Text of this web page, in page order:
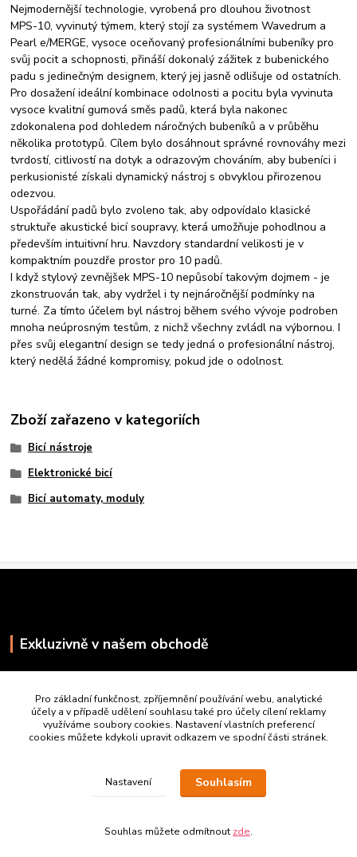
Nejmodernější technologie, vyrobená pro dlouhou životnost
MPS-10, vyvinutý týmem, který stojí za systémem Wavedrum a
Pearl e/MERGE, vysoce oceňovaný profesionálními bubeníky pro
svůj pocit a schopnosti, přináší dokonalý zážitek z bubenického
padu s jedinečným designem, který jej jasně odlišuje od ostatních.
Pro dosažení ideální kombinace odolnosti a pocitu byla vyvinuta
vysoce kvalitní gumová směs padů, která byla nakonec
zdokonalena pod dohledem náročných bubeníků a v průběhu
několika prototypů. Cílem bylo dosáhnout správné rovnováhy mezi
tvrdostí, citlivostí na dotyk a odrazovým chováním, aby bubeníci i
perkusionisté získali dynamický nástroj s obvyklou přirozenou
odezvou.
Uspořádání padů bylo zvoleno tak, aby odpovídalo klasické
struktuře akustické bicí soupravy, která umožňuje pohodlnou a
především intuitivní hru. Navzdory standardní velikosti je v
kompaktním pouzdře prostor pro 10 padů.
I když stylový zevnějšek MPS-10 nepůsobí takovým dojmem - je
zkonstruován tak, aby vydržel i ty nejnáročnější podmínky na
turné. Za tímto účelem byl nástroj během svého vývoje podroben
mnoha neúprosným testům, z nichž všechny zvládl na výbornou. I
přes svůj elegantní design se tedy jedná o profesionální nástroj,
který nedělá žádné kompromisy, pokud jde o odolnost.
Zboží zařazeno v kategoriích
Bicí nástroje
Elektronické bicí
Bicí automaty, moduly
Exkluzivně v našem obchodě
Pro základní funkčnost, zpříjemnění používání webu, analytické
účely a v případě udělení souhlasu také pro účely cílení reklamy
využíváme soubory cookies. Nastavení vlastních preferencí
cookies můžete kdykoli upravit odkazem ve spodní části stránek.
Nastavení Souhlasím
Souhlas můžete odmítnout zde.